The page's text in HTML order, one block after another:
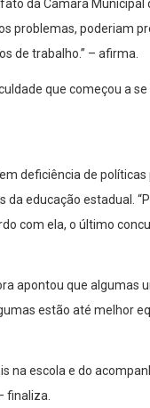
da Câmara Municipal
problemas, poderiam
de trabalho.” – afirma.
que começou a
deficiência de
educação estadual.
com ela, o último
apontou que algumas
estão até melhor
na escola e do
finaliza.